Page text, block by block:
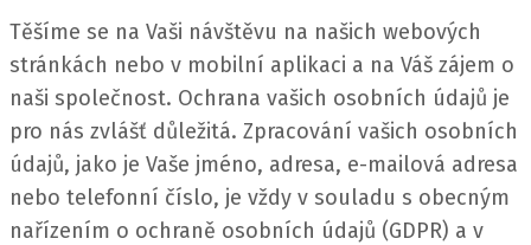
Těšíme se na Vaši návštěvu na našich webových
stránkách nebo v mobilní aplikaci a na Váš zájem o
naši společnost. Ochrana vašich osobních údajů je
pro nás zvlášť důležitá. Zpracování vašich osobních
údajů, jako je Vaše jméno, adresa, e-mailová adresa
nebo telefonní číslo, je vždy v souladu s obecným
nařízením o ochraně osobních údajů (GDPR) a v